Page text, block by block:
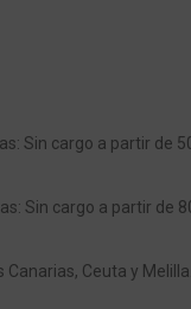
Sin cargo a partir de
Sin cargo a partir de
Ceuta y Melilla.